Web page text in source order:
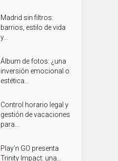
Madrid sin filtros:
barrios, estilo de vida
y...
Álbum de fotos: ¿una
inversión emocional o
estética...
Control horario legal y
gestión de vacaciones
para...
Play’n GO presenta
Trinity Impact: una...